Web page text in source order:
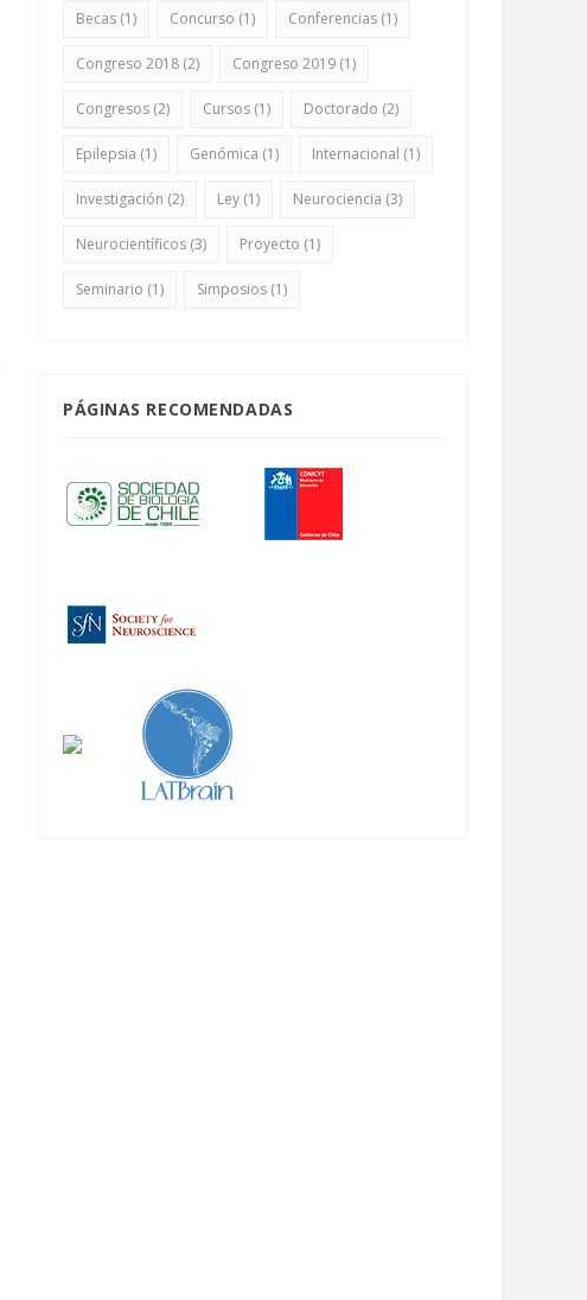
Becas (1) Concurso (1) Conferencias (1)
Congreso 2018 (2) Congreso 2019 (1)
Congresos (2) Cursos (1) Doctorado (2)
Epilepsia (1) Genómica (1) Internacional (1)
Investigación (2) Ley (1) Neurociencia (3)
Neurocientíficos (3) Proyecto (1)
Seminario (1) Simposios (1)
PÁGINAS RECOMENDADAS